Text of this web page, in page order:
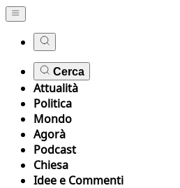
Cerca
Attualità
Politica
Mondo
Agorà
Podcast
Chiesa
Idee e Commenti